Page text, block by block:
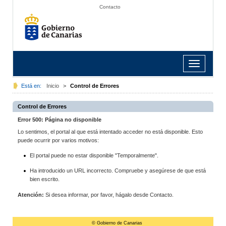
Contacto
Toggle
navigation
Está en: Inicio > Control de Errores
Control de Errores
Error 500: Página no disponible
Lo sentimos, el portal al que está intentado acceder no está disponible. Esto
puede ocurrir por varios motivos:
El portal puede no estar disponible "Temporalmente".
Ha introducido un URL incorrecto. Compruebe y asegúrese de que está
bien escrito.
Atención: Si desea informar, por favor, hágalo desde Contacto.
© Gobierno de Canarias